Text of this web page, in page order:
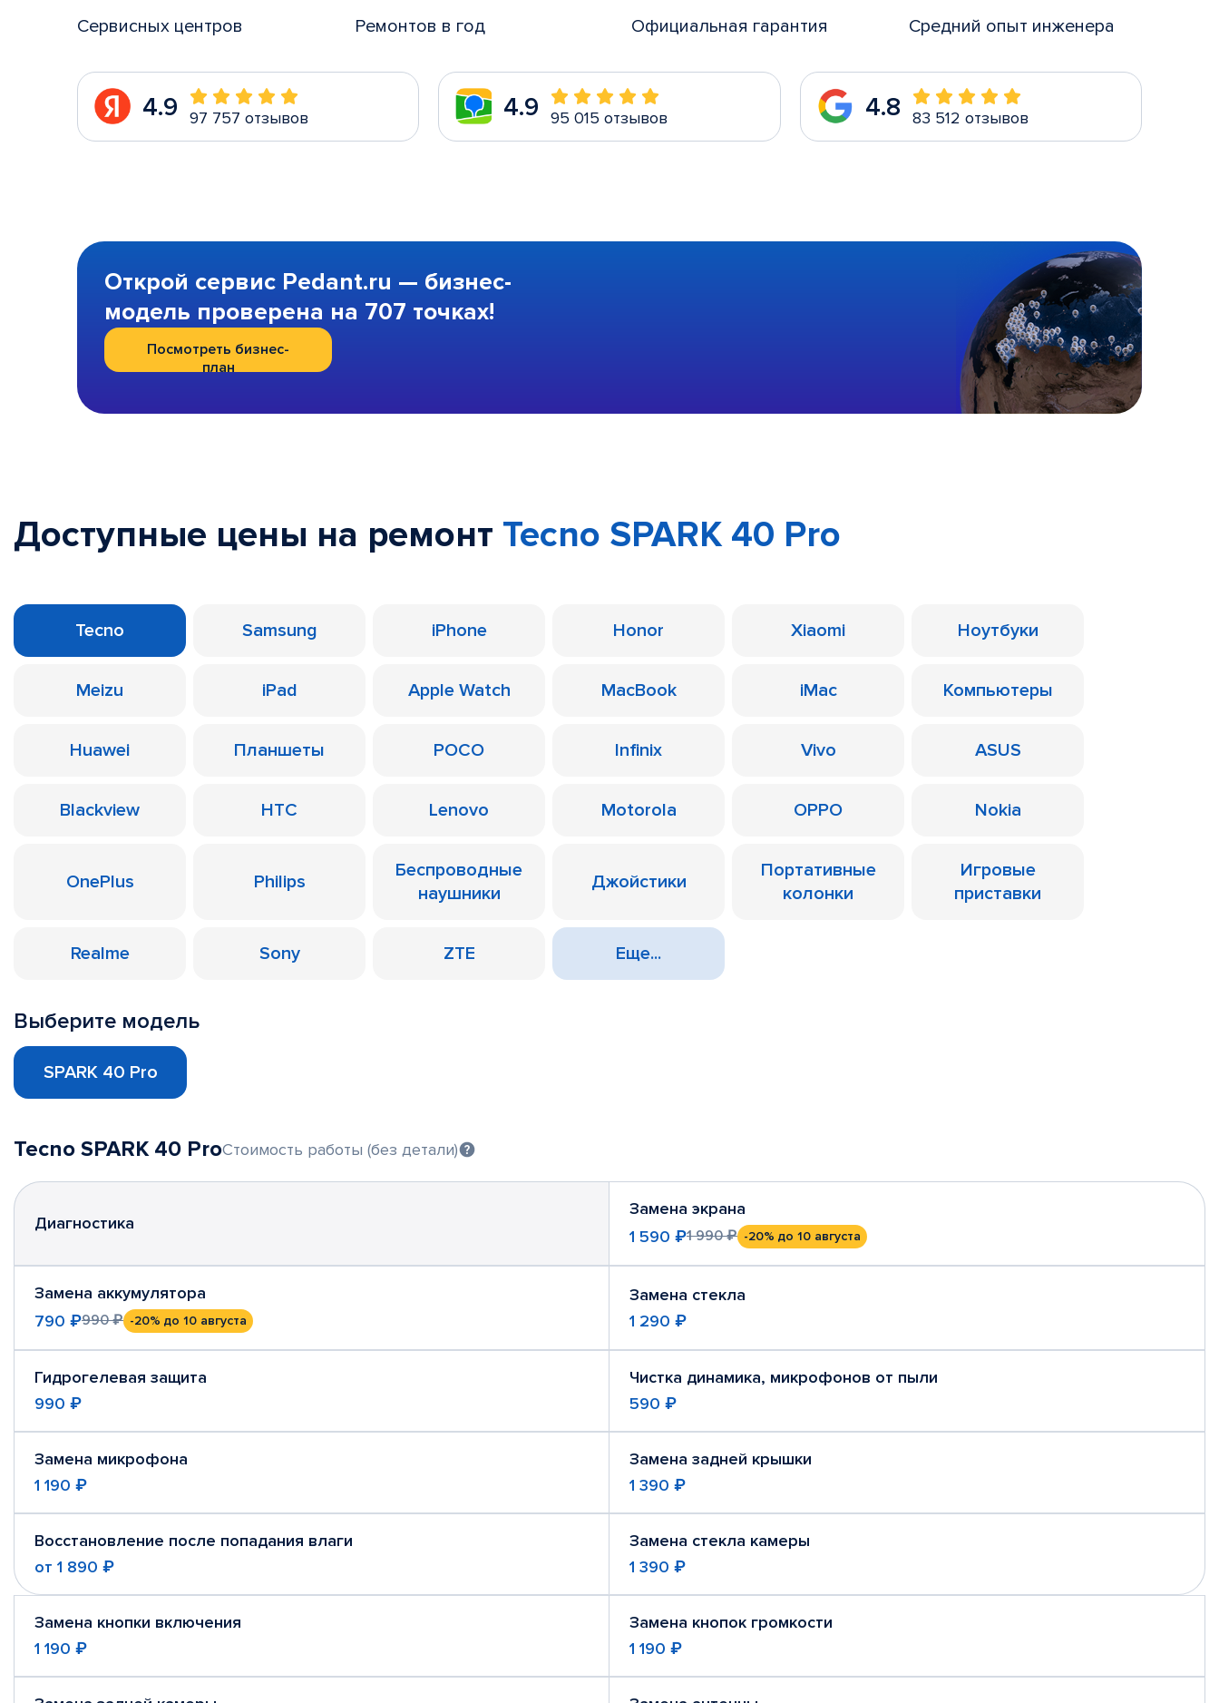
Сервисных центров Ремонтов в год Официальная гарантия Средний опыт инженера
4.9 97 757 отзывов 4.9 95 015 отзывов 4.8 83 512 отзывов
Открой сервис Pedant.ru — бизнес-
модель проверена на 707 точках!
Посмотреть бизнес-
план
Доступные цены на ремонт Tecno SPARK 40 Pro
Tecno Samsung iPhone Honor Xiaomi Ноутбуки
Meizu iPad Apple Watch MacBook iMac Компьютеры
Huawei Планшеты POCO Infinix Vivo ASUS
Blackview HTC Lenovo Motorola OPPO Nokia
OnePlus Philips
Беспроводные
наушники
Джойстики
Портативные
колонки
Игровые
приставки
Realme Sony ZTE Еще...
Выберите модель
SPARK 40 Pro
Tecno SPARK 40 ProСтоимость работы (без детали)
Диагностика
Замена экрана
1 590 ₽1 990 ₽ -20% до 10 августа
Замена аккумулятора
790 ₽990 ₽ -20% до 10 августа
Замена стекла
1 290 ₽
Гидрогелевая защита
990 ₽
Чистка динамика, микрофонов от пыли
590 ₽
Замена микрофона
1 190 ₽
Замена задней крышки
1 390 ₽
Восстановление после попадания влаги
от 1 890 ₽
Замена стекла камеры
1 390 ₽
Замена кнопки включения
1 190 ₽
Замена кнопок громкости
1 190 ₽